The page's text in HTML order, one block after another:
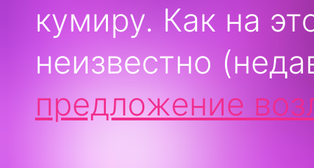
кумиру. Как на
неизвестно
предложение